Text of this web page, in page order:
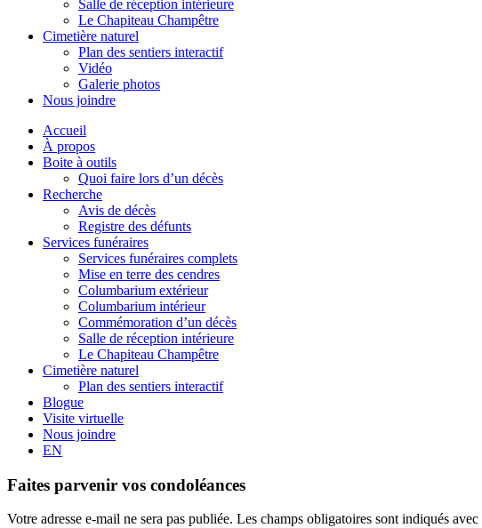
Salle de réception intérieure
Le Chapiteau Champêtre
Cimetière naturel
Plan des sentiers interactif
Vidéo
Galerie photos
Nous joindre
Accueil
À propos
Boite à outils
Quoi faire lors d’un décès
Recherche
Avis de décès
Registre des défunts
Services funéraires
Services funéraires complets
Mise en terre des cendres
Columbarium extérieur
Columbarium intérieur
Commémoration d’un décès
Salle de réception intérieure
Le Chapiteau Champêtre
Cimetière naturel
Plan des sentiers interactif
Blogue
Visite virtuelle
Nous joindre
EN
Faites parvenir vos condoléances
Votre adresse e-mail ne sera pas publiée. Les champs obligatoires sont indiqués avec